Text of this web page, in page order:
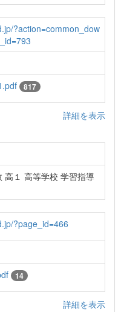
?action=common_dow
817
詳細を表示
高１ 高等学校 学習指導
?page_id=466
14
詳細を表示